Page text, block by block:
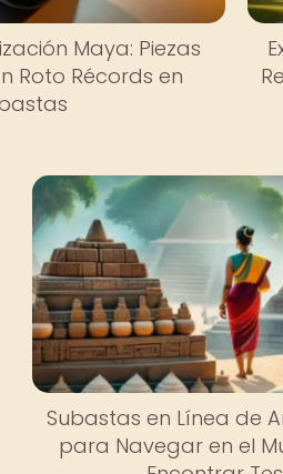
Maya: Piezas
Roto Récords en
Subastas en Línea de
para Navegar en el